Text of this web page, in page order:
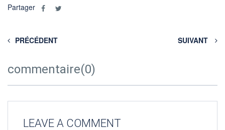
Partager
PRÉCÉDENT SUIVANT
commentaire(0)
LEAVE A COMMENT